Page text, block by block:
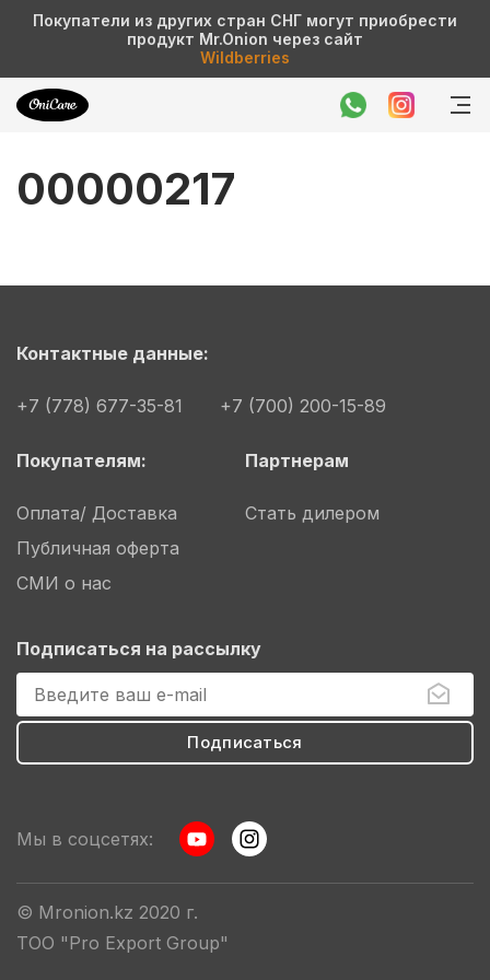
Покупатели из других стран СНГ могут приобрести
продукт Mr.Onion через сайт
Wildberries
00000217
Контактные данные:
+7 (778) 677-35-81 +7 (700) 200-15-89
Покупателям:
Оплата/ Доставка
Публичная оферта
СМИ о нас
Партнерам
Стать дилером
Подписаться на рассылку
© Mronion.kz 2020 г.
ТОО "Pro Export Group"
Мы в соцсетях: